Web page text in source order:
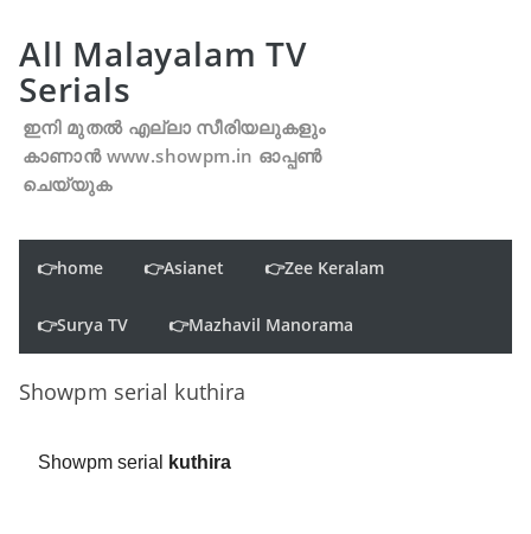
All Malayalam TV
Serials
ഇനി മുതൽ എല്ലാ സീരിയലുകളും
കാണാൻ www.showpm.in ഓപ്പൺ
ചെയ്യുക
👉home 👉Asianet 👉Zee Keralam
👉Surya TV 👉Mazhavil Manorama
Showpm serial kuthira
Showpm serial kuthira